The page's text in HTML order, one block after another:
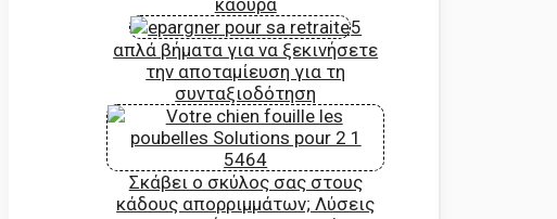
5
απλά βήματα για να ξεκινήσετε
την αποταμίευση για τη
συνταξιοδότηση
Σκάβει ο σκύλος σας στους
κάδους απορριμμάτων; Λύσεις